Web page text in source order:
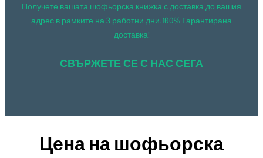
Получете вашата шофьорска книжка с доставка до вашия
адрес в рамките на 3 работни дни. 100% Гарантирана
доставка!
СВЪРЖЕТЕ СЕ С НАС СЕГА
Цена на шофьорска